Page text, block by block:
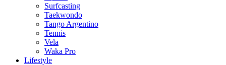
Surfcasting
Taekwondo
Tango Argentino
Tennis
Vela
Waka Pro
Lifestyle